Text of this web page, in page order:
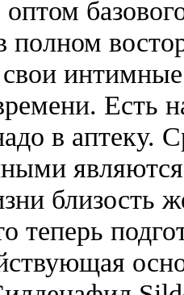
полном
Есть
в аптеку.
близость
теперь